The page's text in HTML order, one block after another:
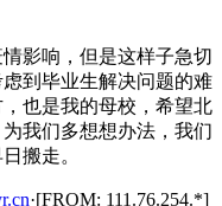
影响，但是这样子急切
到毕业生解决问题的难
也是我的母校，希望北
我们多想想办法，我们
搬走。
·[FROM: 111.76.254.*]